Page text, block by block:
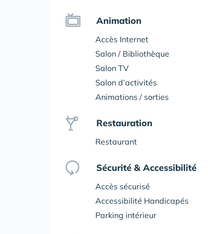
Animation
Accès Internet
Salon / Bibliothèque
Salon TV
Salon d’activités
Animations / sorties
Restauration
Restaurant
Sécurité & Accessibilité
Accès sécurisé
Accessibilité Handicapés
Parking intérieur